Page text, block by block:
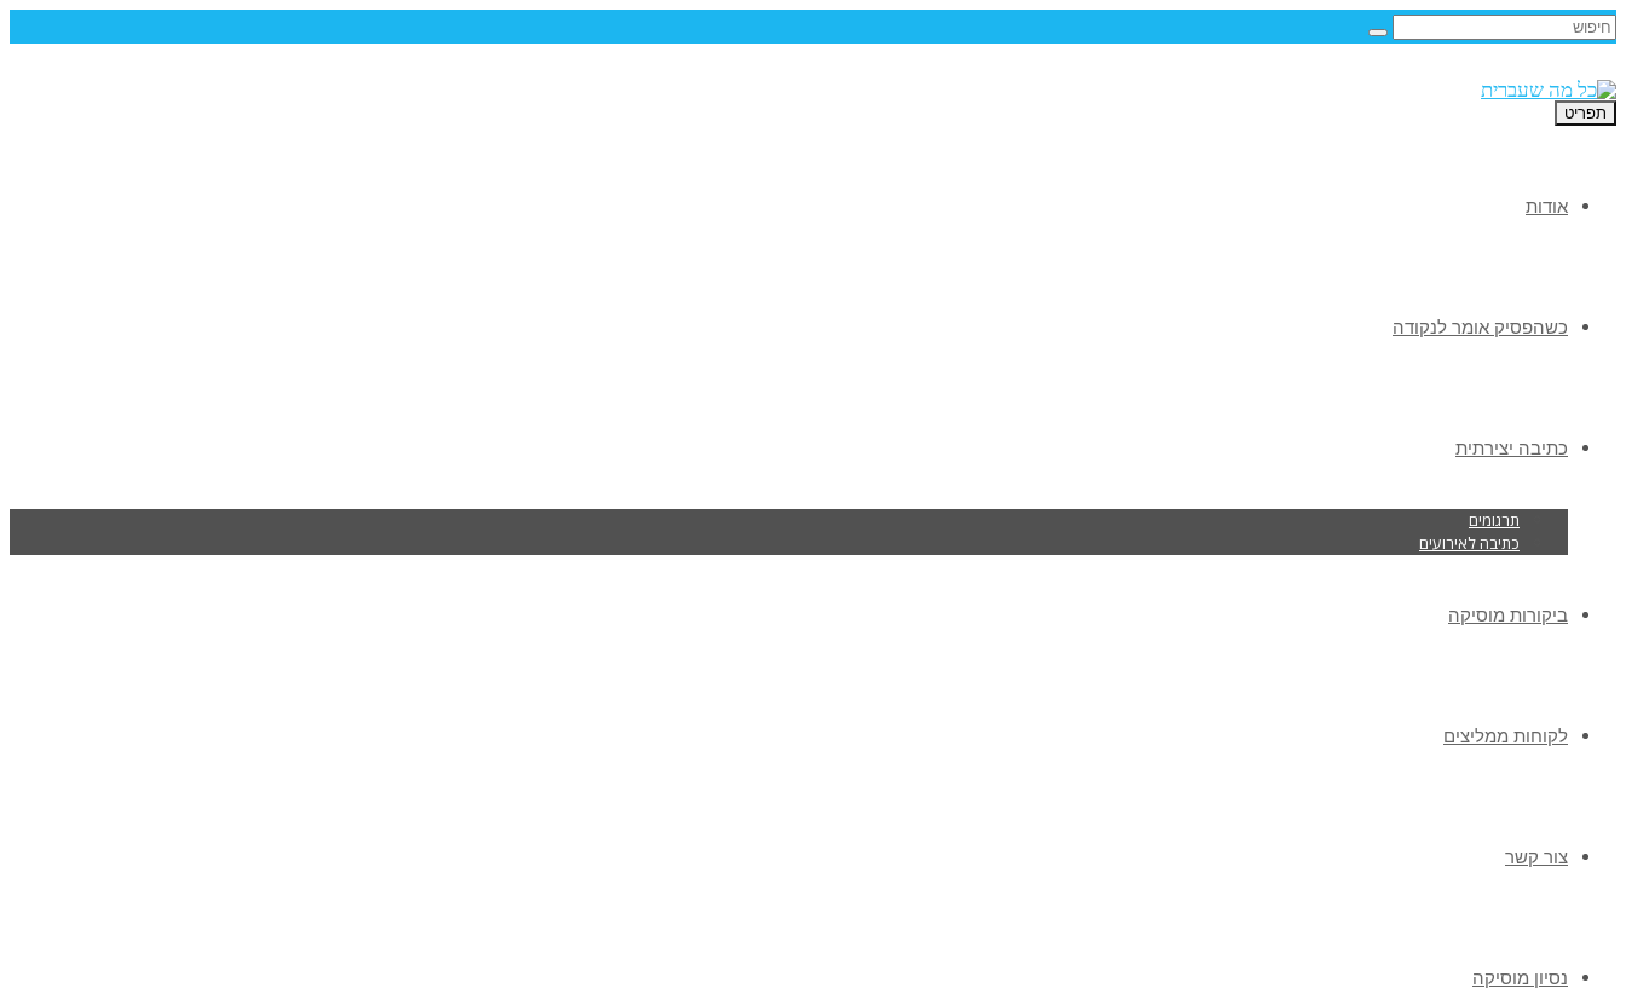
תפריט
אודות
כשהפסיק אומר לנקודה
כתיבה יצירתית
תרגומים
כתיבה לאירועים
ביקורות מוסיקה
לקוחות ממליצים
צור קשר
נסיון מוסיקה